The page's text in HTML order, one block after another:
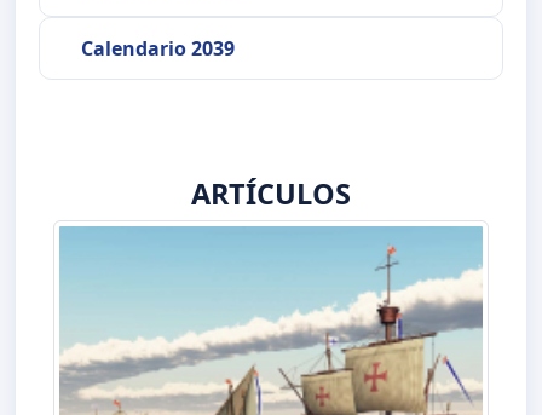
Calendario 2039
ARTÍCULOS